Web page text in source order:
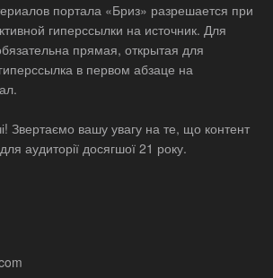
портала «Бриз» разрешается при
гиперссылки на источник. Для
прямая, открытая для
в первом абзаце на
Звертаємо вашу увагу на те, що контент
аудиторії досягшої 21 року.